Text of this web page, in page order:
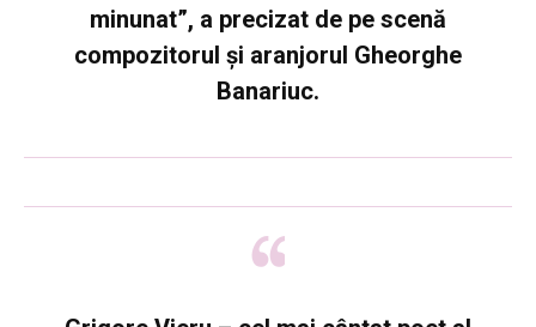
minunat”, a precizat de pe scenă
compozitorul și aranjorul Gheorghe
Banariuc.